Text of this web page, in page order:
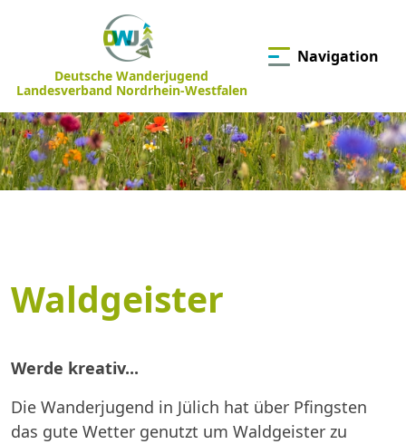
Deutsche Wanderjugend
Landesverband Nordrhein-Westfalen
Navigation
Waldgeister
Werde kreativ...
Die Wanderjugend in Jülich hat über Pfingsten
das gute Wetter genutzt um Waldgeister zu